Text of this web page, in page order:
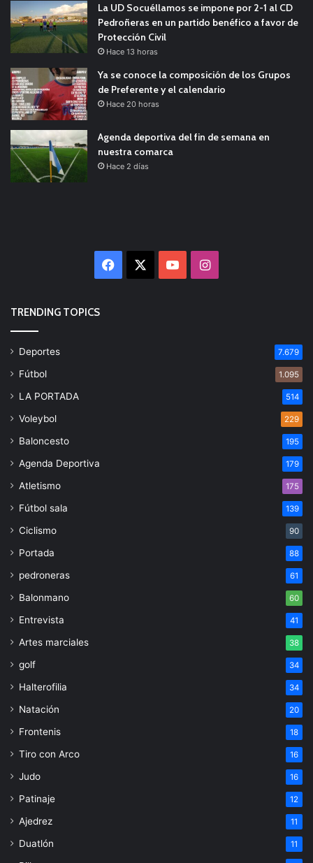
La UD Socuéllamos se impone por 2-1 al CD
Pedroñeras en un partido benéfico a favor de
Protección Civil
Hace 13 horas
Ya se conoce la composición de los Grupos
de Preferente y el calendario
Hace 20 horas
Agenda deportiva del fin de semana en
nuestra comarca
Hace 2 días
Facebook YouTubeInstagram
TRENDING TOPICS
Deportes 7.679
Fútbol 1.095
LA PORTADA 514
Voleybol 229
Baloncesto 195
Agenda Deportiva 179
Atletismo 175
Fútbol sala 139
Ciclismo 90
Portada 88
pedroneras 61
Balonmano 60
Entrevista 41
Artes marciales 38
golf 34
Halterofilia 34
Natación 20
Frontenis 18
Tiro con Arco 16
Judo 16
Patinaje 12
Ajedrez 11
Duatlón 11